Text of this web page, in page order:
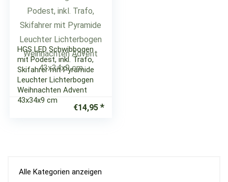
HGS LED Schwibbogen
mit Podest, inkl. Trafo,
Skifahrer mit Pyramide
Leuchter Lichterbogen
Weihnachten Advent
43x34x9 cm
€14,95
Alle Kategorien anzeigen